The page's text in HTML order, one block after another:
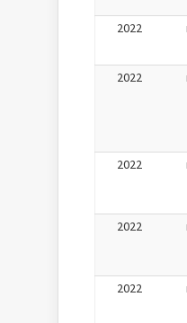
2022
2022
2022
2022
2022